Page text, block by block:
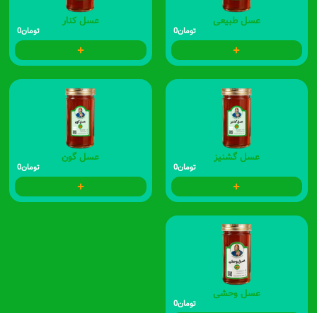
عسل طبیعی
تومان0
عسل کنار
تومان0
عسل گشنیز
تومان0
عسل گون
تومان0
عسل وحشی
تومان0